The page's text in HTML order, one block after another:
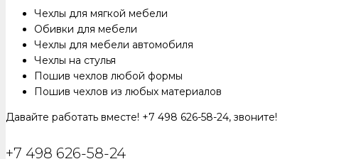
Чехлы для мягкой мебели
Обивки для мебели
Чехлы для мебели автомобиля
Чехлы на стулья
Пошив чехлов любой формы
Пошив чехлов из любых материалов
Давайте работать вместе! +7 498 626-58-24, звоните!
+7 498 626-58-24